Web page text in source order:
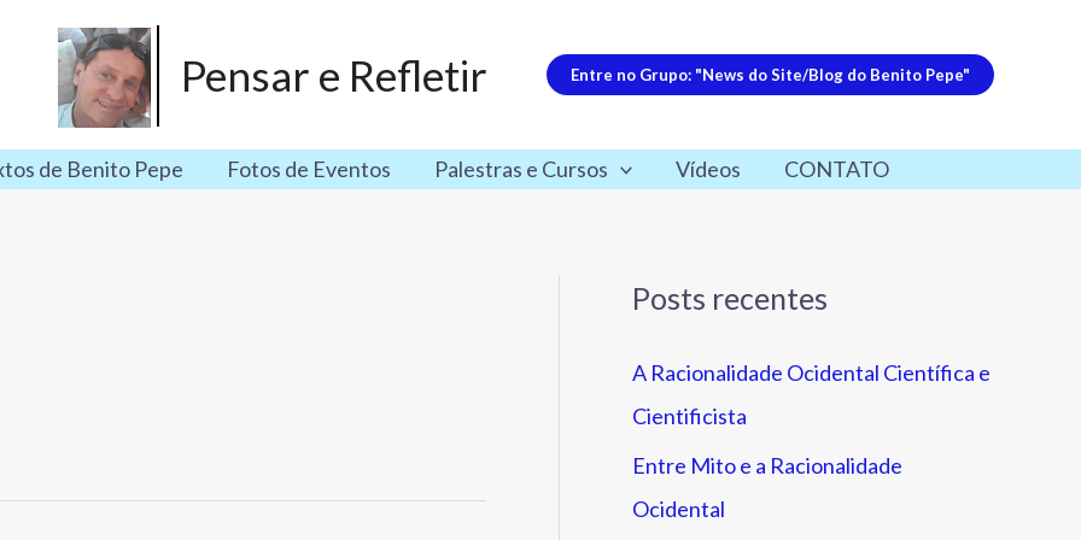
Pensar e Refletir Entre no Grupo: "News do Site/Blog do Benito Pepe"
de Benito Pepe Fotos de Eventos Palestras e Cursos Vídeos CONTATO
Posts recentes
A Racionalidade Ocidental Científica e
Cientificista
Entre Mito e a Racionalidade
Ocidental